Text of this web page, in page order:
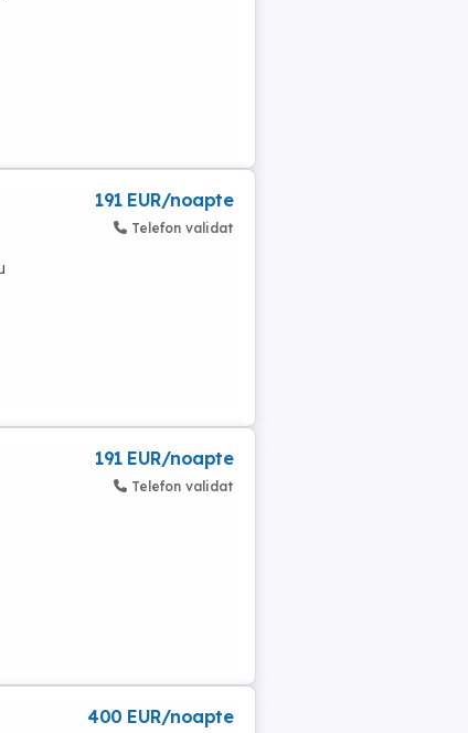
191 EUR/noapte
Telefon validat
191 EUR/noapte
Telefon validat
400 EUR/noapte